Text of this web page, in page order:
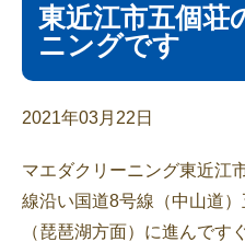
東近江市五個荘
ニングです
2021年03月22日
マエダクリーニング東近江
線沿い国道8号線（中山道
（琵琶湖方面）に進んです